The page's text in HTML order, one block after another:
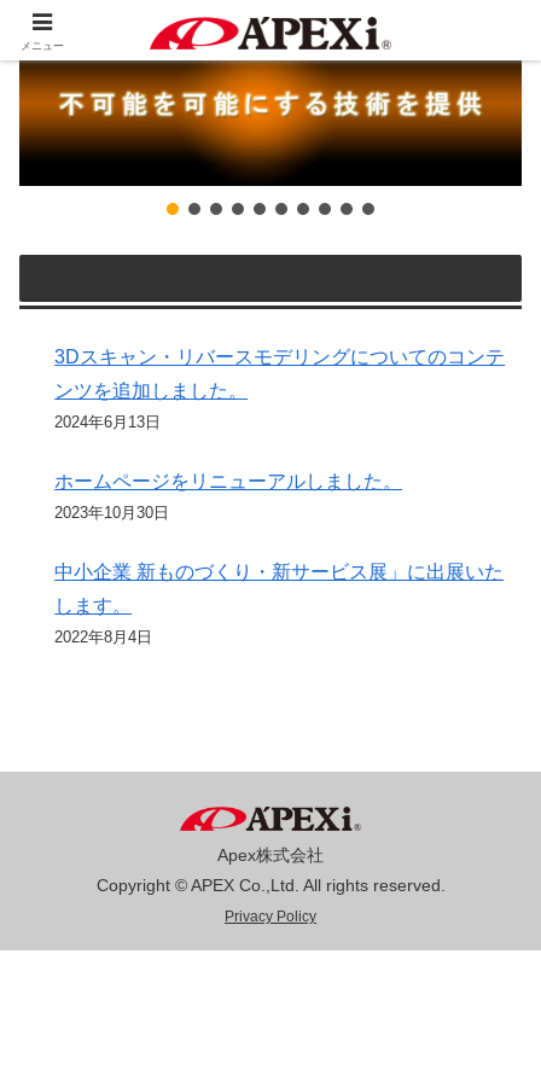
3Dスキャン・リバースモデリングについてのコンテ
ンツを追加しました。
2024年6月13日
ホームページをリニューアルしました。
2023年10月30日
中小企業 新ものづくり・新サービス展」に出展いた
します。
2022年8月4日
Apex株式会社
Copyright © APEX Co.,Ltd. All rights reserved.
Privacy Policy
メニュー